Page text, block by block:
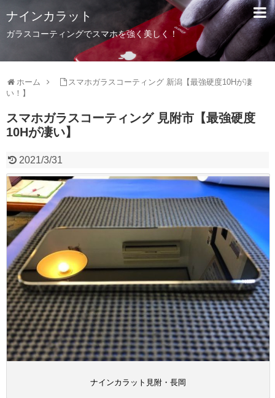
ナインカラット
ガラスコーティングでスマホを強く美しく！
ホーム
スマホガラスコーティング 新潟【最強硬度10Hが凄
い！】
スマホガラスコーティング 見附市【最強硬度
10Hが凄い】
2021/3/31
ナインカラット見附・長岡